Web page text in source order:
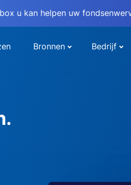
u kan helpen uw
Bronnen Bedrijf